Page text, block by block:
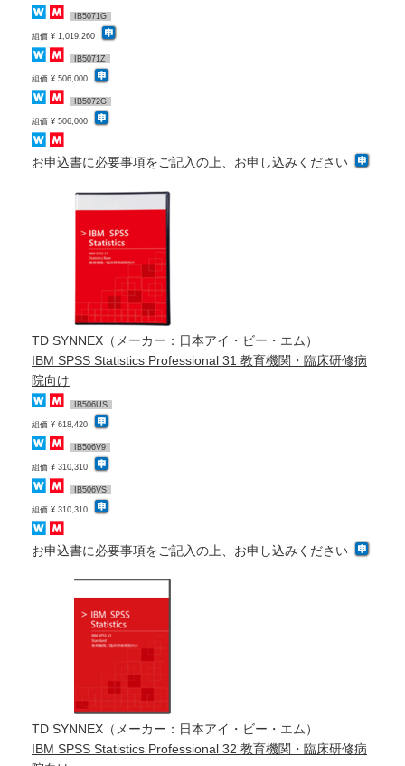
IB5071G
組価 ¥ 1,019,260
IB5071Z
組価 ¥ 506,000
IB5072G
組価 ¥ 506,000
お申込書に必要事項をご記入の上、お申し込みください
TD SYNNEX（メーカー：日本アイ・ビー・エム）
IBM SPSS Statistics Professional 31 教育機関・臨床研修病
院向け
IB506US
組価 ¥ 618,420
IB506V9
組価 ¥ 310,310
IB506VS
組価 ¥ 310,310
お申込書に必要事項をご記入の上、お申し込みください
TD SYNNEX（メーカー：日本アイ・ビー・エム）
IBM SPSS Statistics Professional 32 教育機関・臨床研修病